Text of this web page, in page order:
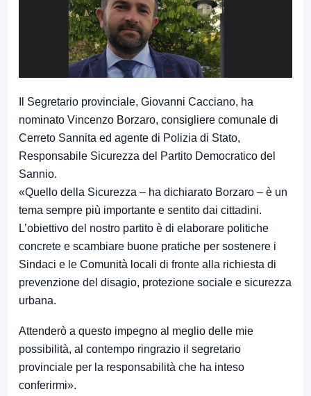
Il Segretario provinciale, Giovanni Cacciano, ha
nominato Vincenzo Borzaro, consigliere comunale di
Cerreto Sannita ed agente di Polizia di Stato,
Responsabile Sicurezza del Partito Democratico del
Sannio.
«Quello della Sicurezza – ha dichiarato Borzaro – è un
tema sempre più importante e sentito dai cittadini.
L’obiettivo del nostro partito è di elaborare politiche
concrete e scambiare buone pratiche per sostenere i
Sindaci e le Comunità locali di fronte alla richiesta di
prevenzione del disagio, protezione sociale e sicurezza
urbana.
Attenderò a questo impegno al meglio delle mie
possibilità, al contempo ringrazio il segretario
provinciale per la responsabilità che ha inteso
conferirmi».